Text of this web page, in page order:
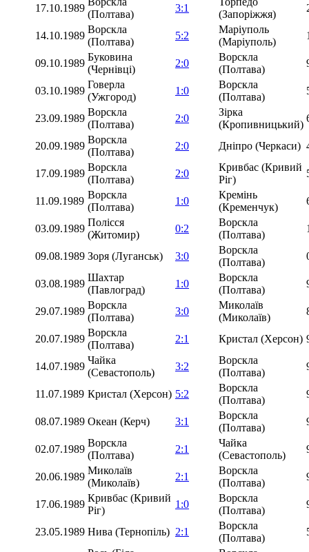
17.10.1989
(Полтава)
3:1
(Запоріжжя)
14.10.1989
Ворскла
(Полтава)
5:2
Маріуполь
(Маріуполь)
09.10.1989
Буковина
(Чернівці)
2:0
Ворскла
(Полтава)
03.10.1989
Говерла
(Ужгород)
1:0
Ворскла
(Полтава)
23.09.1989
Ворскла
(Полтава)
2:0
Зірка
(Кропивницький)
20.09.1989
Ворскла
(Полтава)
2:0 Дніпро (Черкаси)
17.09.1989
Ворскла
(Полтава)
2:0
Кривбас (Кривий
Ріг)
11.09.1989
Ворскла
(Полтава)
1:0
Кремінь
(Кременчук)
03.09.1989
Полісся
(Житомир)
0:2
Ворскла
(Полтава)
09.08.1989 Зоря (Луганськ) 3:0
Ворскла
(Полтава)
03.08.1989
Шахтар
(Павлоград)
1:0
Ворскла
(Полтава)
29.07.1989
Ворскла
(Полтава)
3:0
Миколаїв
(Миколаїв)
20.07.1989
Ворскла
(Полтава)
2:1 Кристал (Херсон)
14.07.1989
Чайка
(Севастополь)
3:2
Ворскла
(Полтава)
11.07.1989 Кристал (Херсон) 5:2
Ворскла
(Полтава)
08.07.1989 Океан (Керч) 3:1
Ворскла
(Полтава)
02.07.1989
Ворскла
(Полтава)
2:1
Чайка
(Севастополь)
20.06.1989
Миколаїв
(Миколаїв)
2:1
Ворскла
(Полтава)
17.06.1989
Кривбас (Кривий
Ріг)
1:0
Ворскла
(Полтава)
23.05.1989 Нива (Тернопіль) 2:1
Ворскла
(Полтава)